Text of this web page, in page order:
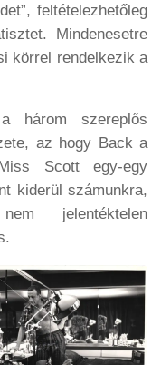
feltételezhetőleg
Mindenesetre
körrel rendelkezik a
három szereplős
az hogy Back a
Scott egy-egy
kiderül számunkra,
jelentéktelen